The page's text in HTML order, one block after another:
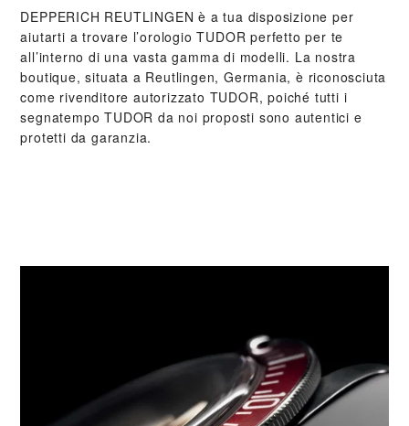
‭DEPPERICH REUTLINGEN‬ è a tua disposizione per
aiutarti a trovare l’orologio TUDOR perfetto per te
all’interno di una vasta gamma di modelli. La nostra
boutique, situata a Reutlingen, Germania, è riconosciuta
come rivenditore autorizzato TUDOR, poiché tutti i
segnatempo TUDOR da noi proposti sono autentici e
protetti da garanzia.